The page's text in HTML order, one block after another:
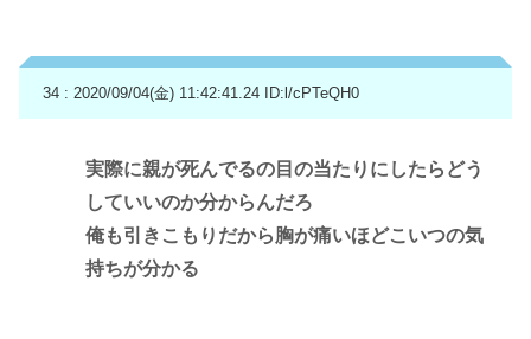
34 : 2020/09/04(金) 11:42:41.24 ID:l/cPTeQH0
実際に親が死んでるの目の当たりにしたらどう
していいのか分からんだろ
俺も引きこもりだから胸が痛いほどこいつの気
持ちが分かる